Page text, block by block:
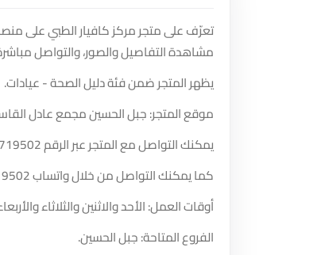
تعرّف على متجر مركز كافيار الطبي على
مشاهدة التفاصيل والصور، والتواصل
يظهر المتجر ضمن فئة دليل الصحة - عيادات.
موقع المتجر: جبل الحسين مجمع عادل القاسم رقم المجمع 193 مقابل البنك الاسلامي
يمكنك التواصل مع المتجر عبر الرقم
كما يمكنك التواصل من خلال واتساب
أوقات العمل: الأحد والاثنين والثلاثاء والأربعاء والخميس
الفروع المتاحة: جبل الحسين.